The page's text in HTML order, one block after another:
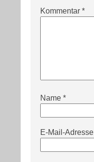
Kommentar *
Name *
E-Mail-Adresse